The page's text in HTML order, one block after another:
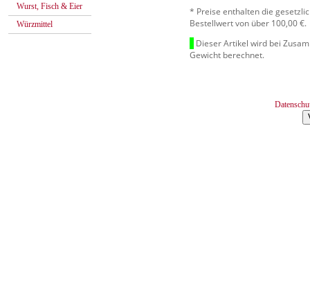
Wurst, Fisch & Eier
Würzmittel
* Preise enthalten die
Bestellwert von über 100,00 €.
Dieser Artikel wird bei
Gewicht berechnet.